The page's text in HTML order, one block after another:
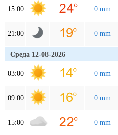
15:00 0 mm
21:00 0 mm
Среда 12-08-2026
03:00 0 mm
09:00 0 mm
15:00 0 mm